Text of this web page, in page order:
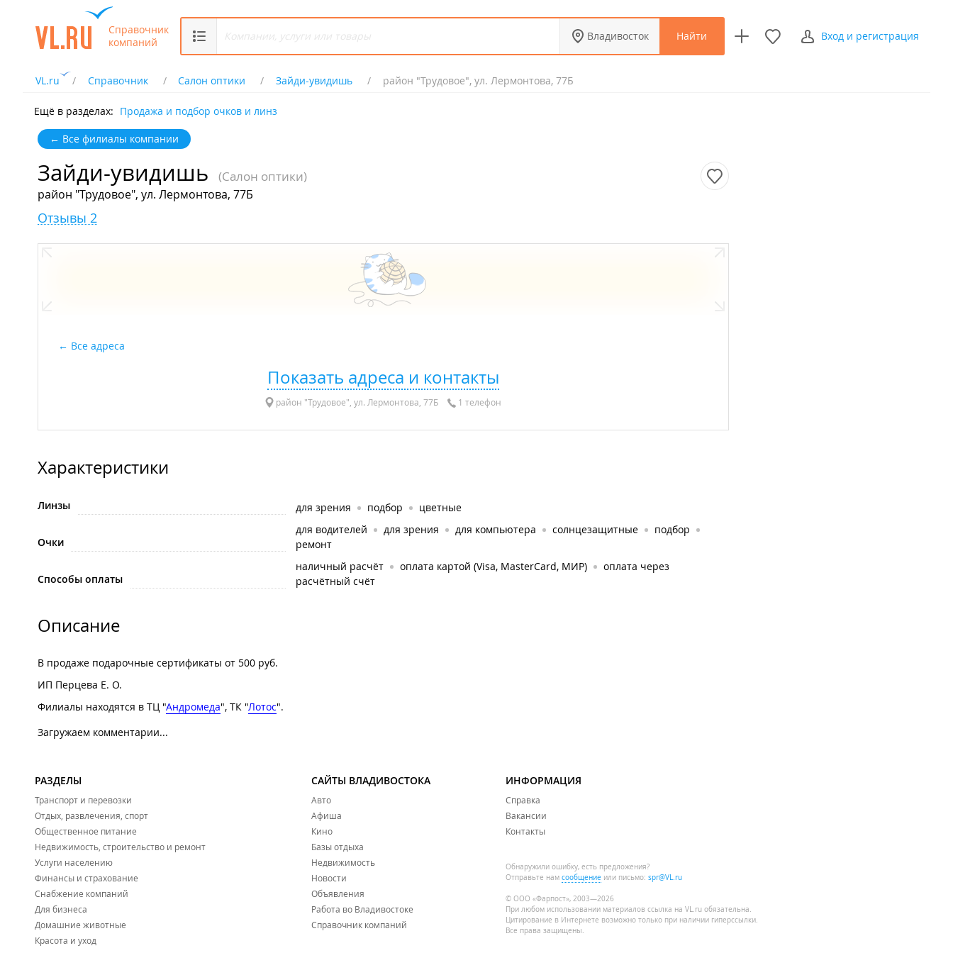
Справочник
компаний
Владивосток Найти Вход и регистрация
VL.ru Справочник Салон оптики Зайди-увидишь район "Трудовое", ул. Лермонтова, 77Б
Ещё в разделах: Продажа и подбор очков и линз
← Все филиалы компании
Зайди-увидишь (Салон оптики)
район "Трудовое", ул. Лермонтова, 77Б
Отзывы 2
Все адреса
Показать адреса и контакты
район "Трудовое", ул. Лермонтова, 77Б 1 телефон
Характеристики
Линзы для зрения подбор цветные
Очки
для водителей для зрения для компьютера солнцезащитные
подбор
ремонт
Способы оплаты
наличный расчёт оплата картой (Visa, MasterCard, МИР)
оплата через
расчётный счёт
Описание
В продаже подарочные сертификаты от 500 руб.
ИП Перцева Е. О.
Филиалы находятся в ТЦ "Андромеда", ТК "Лотос".
Загружаем комментарии...
РАЗДЕЛЫ
Транспорт и перевозки
Отдых, развлечения, спорт
Общественное питание
Недвижимость, строительство и ремонт
Услуги населению
Финансы и страхование
Снабжение компаний
Для бизнеса
Домашние животные
Красота и уход
САЙТЫ ВЛАДИВОСТОКА
Авто
Афиша
Кино
Базы отдыха
Недвижимость
Новости
Объявления
Работа во Владивостоке
Справочник компаний
ИНФОРМАЦИЯ
Справка
Вакансии
Контакты
Обнаружили ошибку, есть предложения?
Отправьте нам сообщение или письмо: spr@VL.ru
© ООО «Фарпост», 2003—2026
При любом использовании материалов ссылка на VL.ru обязательна.
Цитирование в Интернете возможно только при наличии гиперссылки.
Все права защищены.